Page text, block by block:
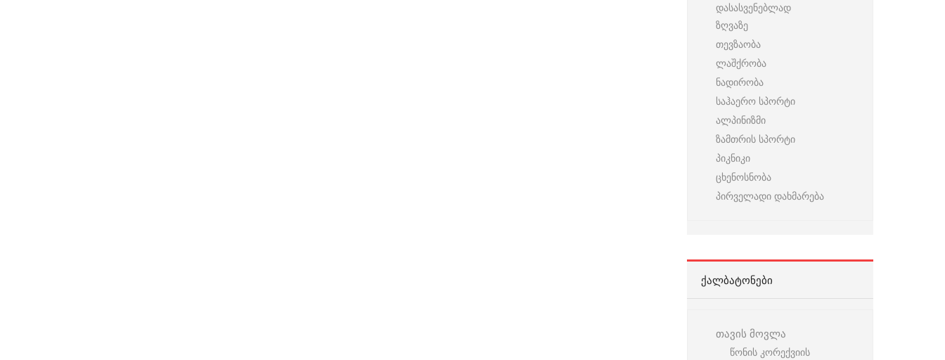
დასასვენებლად
ზღვაზე
თევზაობა
ლაშქრობა
ნადირობა
საჰაერო სპორტი
ალპინიზმი
ზამთრის სპორტი
პიკნიკი
ცხენოსნობა
პირველადი დახმარება
ᲥᲐᲚᲑᲐᲢᲝᲜᲔᲑᲘ
თავის მოვლა
წონის კორექვიის